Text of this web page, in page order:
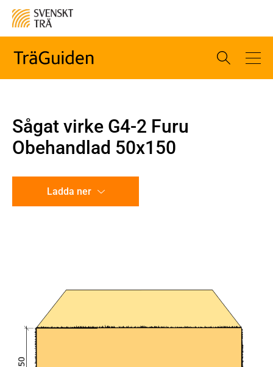
Sågat virke G4-2 Furu
Obehandlad 50x150
Ladda ner